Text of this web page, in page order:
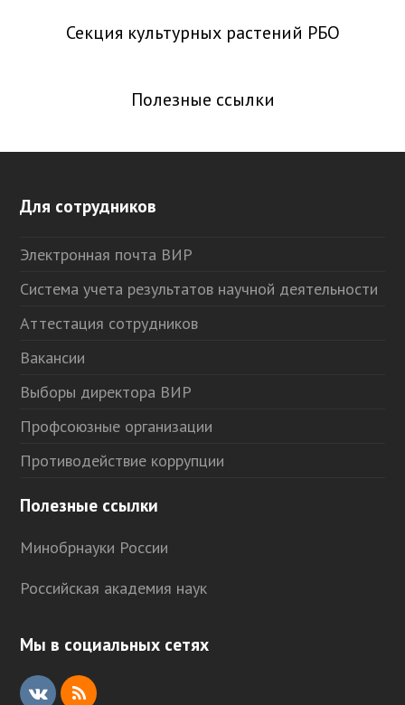
Секция культурных растений РБО
Полезные ссылки
Для сотрудников
Электронная почта ВИР
Система учета результатов научной деятельности
Аттестация сотрудников
Вакансии
Выборы директора ВИР
Профсоюзные организации
Противодействие коррупции
Полезные ссылки
Минобрнауки России
Российская академия наук
Мы в социальных сетях
V R